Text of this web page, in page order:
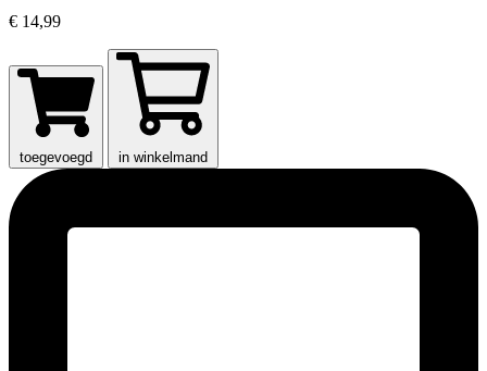
€ 14,99
toegevoegd in winkelmand